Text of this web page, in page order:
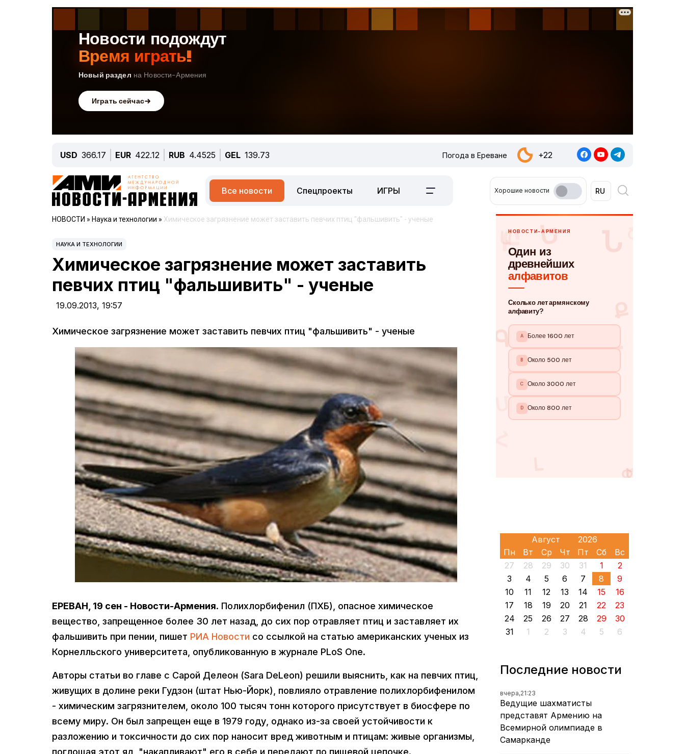
USD 366.17 EUR 422.12 RUB 4.4525 GEL 139.73 Погода в Ереване +22
Все новости Спецпроекты ИГРЫ Хорошие новости
НОВОСТИ » Наука и технологии » Химическое загрязнение может заставить певчих птиц "фальшивить" - ученые
НАУКА И ТЕХНОЛОГИИ
Химическое загрязнение может заставить
певчих птиц "фальшивить" - ученые
19.09.2013, 19:57
Химическое загрязнение может заставить певчих птиц "фальшивить" - ученые
ЕРЕВАН, 19 сен - Новости-Армения. Полихлорбифенил (ПХБ), опасное химическое
вещество, запрещенное более 30 лет назад, до сих пор отравляет птиц и заставляет их
фальшивить при пении, пишет РИА Новости со ссылкой на статью американских ученых из
Корнелльского университета, опубликованную в журнале PLoS One.
Авторы статьи во главе с Сарой Делеон (Sara DeLeon) решили выяснить, как на певчих птиц,
живущих в долине реки Гудзон (штат Нью-Йорк), повлияло отравление полихлорбифенилом
- химическим загрязнителем, около 100 тысяч тонн которого присутствует в биосфере по
всему миру. Он был запрещен еще в 1979 году, однако из-за своей устойчивости к
разложению и токсичности до сих пор наносит вред животным и птицам: живые организмы,
Пн Вт Ср Чт Пт Сб
Вс
27
28 29 30 31 1
2
3
4 5 6 7 8
9
10
11 12 13 14 15
16
17
18 19 20 21 22
23
24
25 26 27 28 29
30
31
1 2 3 4 5 6
Последние новости
вчера,21:23
Ведущие шахматисты
представят Армению на
Всемирной олимпиаде в
Самарканде